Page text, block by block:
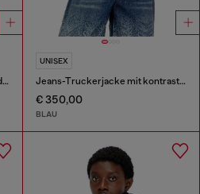
Bomberjacke mit Rippstrick- und Plüschbesatz
UNISEX
Jeans-Truckerjacke mit kontrastierenden Lederbesätzen
€ 350,00
BLAU